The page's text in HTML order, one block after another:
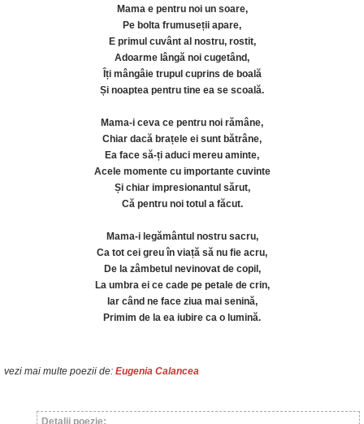
Mama e pentru noi un soare,
Pe bolta frumuseții apare,
E primul cuvânt al nostru, rostit,
Adoarme lângă noi cugetând,
Îți mângâie trupul cuprins de boală
Și noaptea pentru tine ea se scoală.
Mama-i ceva ce pentru noi rămâne,
Chiar dacă brațele ei sunt bătrâne,
Ea face să-ți aduci mereu aminte,
Acele momente cu importante cuvinte
Și chiar impresionantul sărut,
Că pentru noi totul a făcut.
Mama-i legământul nostru sacru,
Ca tot cei greu în viață să nu fie acru,
De la zâmbetul nevinovat de copil,
La umbra ei ce cade pe petale de crin,
Iar când ne face ziua mai senină,
Primim de la ea iubire ca o lumină.
vezi mai multe poezii de: Eugenia Calancea
Detalii poezie: